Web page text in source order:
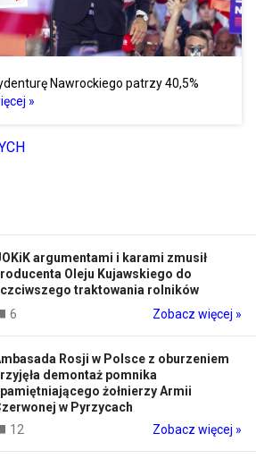
Nawrockiego patrzy 40,5%
»
argumentami i karami zmusił
Oleju Kujawskiego do
traktowania rolników
6
Zobacz więcej »
Rosji w Polsce z oburzeniem
demontaż pomnika
żołnierzy Armii
w Pyrzycach
12
Zobacz więcej »